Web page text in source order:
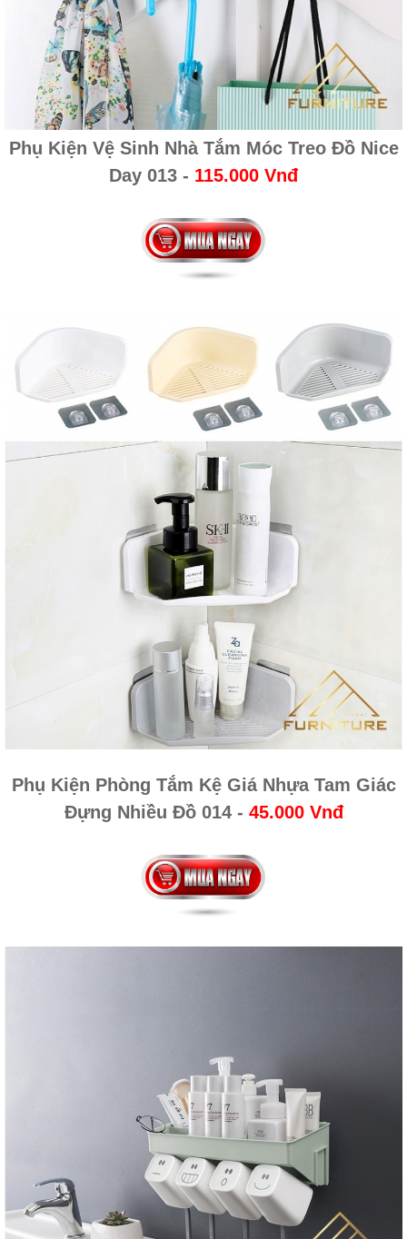
Phụ Kiện Vệ Sinh Nhà Tắm Móc Treo Đồ Nice
Day 013 - 115.000 Vnđ
Phụ Kiện Phòng Tắm Kệ Giá Nhựa Tam Giác
Đựng Nhiều Đồ 014- 45.000 Vnđ